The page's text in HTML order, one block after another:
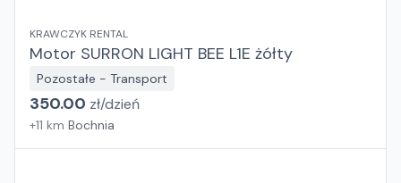
KRAWCZYK RENTAL
Motor SURRON LIGHT BEE L1E żółty
Pozostałe - Transport
350.00 zł/dzień
+11 km Bochnia